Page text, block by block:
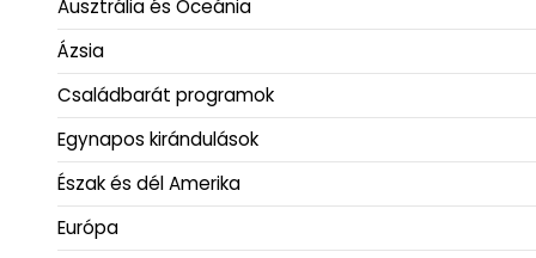
Ausztrália és Óceánia
Ázsia
Családbarát programok
Egynapos kirándulások
Észak és dél Amerika
Európa